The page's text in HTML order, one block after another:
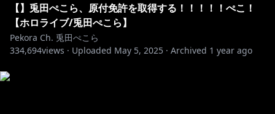
【】兎田ぺこら、原付免許を取得する！！！！！ぺこ！
【ホロライブ/兎田ぺこら】
Pekora Ch. 兎田ぺこら
334,694views · Uploaded May 5, 2025 · Archived 1 year ago